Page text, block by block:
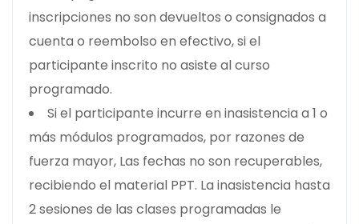
inscripciones no son devueltos o consignados a
cuenta o reembolso en efectivo, si el
participante inscrito no asiste al curso
programado.
Si el participante incurre en inasistencia a 1 o
más módulos programados, por razones de
fuerza mayor, Las fechas no son recuperables,
recibiendo el material PPT. La inasistencia hasta
2 sesiones de las clases programadas le